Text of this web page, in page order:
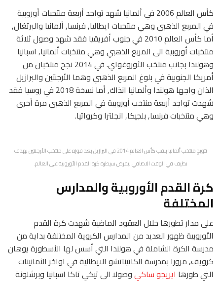
كأس العالم 2006 في ألمانيا شهد تواجد أربعة منتخبات أوروبية
في المربع الذهبي وهي منتخبات ايطاليا, فرنسا, ألمانيا والبرتغال,
أما كأس العالم 2010 في جنوب أفريقيا فقد شهد وصول ثلاثة
منتخبات أوروبية الى المربع الذهبي وهي منتخبات ألمانيا, اسبانيا
وهولندا بجانب منتخب الأوروغواي. في 2014 نجح منتخبان من
أمريكا الجنوبية في بلوغ المربع الذهبي وهما الأرجنتين والبرازيل
الذان واجها هولندا وألمانيا انذاك, أما نسخة 2018 في روسيا فقد
شهدت تواجد أربعة منتخب أوروبية في المربع الذهبي مرة أخرى
وهي منتخبات فرنسا, بلجيكا, انجلترا وكرواتيا.
تتويج منتخب ألمانيا بلقب كأس العالم 2014 في البرازيل بعد فوزه على منتخب الأرجنتين بهدف
نظيف في الوقت الاضافي ليفرض سيطرة كرة القدم الأوروبية على العالم.
كرة القدم الأوروبية والمدارس
المختلفة
على مدار تطورها خلال العقود الماضية شهدت كرة القدم
الأوروبية ظهور العديد من المدارس الكروية المختلفة بداية من
مدرسة الكرة الشاملة في هولندا التي أسس لها الأسطورة يوهان
كرويف, مرورا بمدرسة الكاتيناتشو الايطالية في اواخر الثمانينات
التي طورها ايريجو ساكيوصولا الى تيكي تاكا اسبانيا وبرشلونة